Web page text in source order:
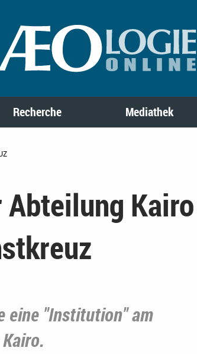
Recherche Mediathek
Kairo
eine "Institution" am